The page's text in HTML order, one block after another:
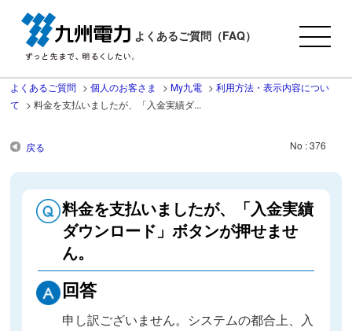
よくあるご質問（FAQ）
よくあるご質問 >個人のお客さま >My九電 >利用方法・表示内容につい
て >料金を支払いましたが、「入金実績ダ...
戻る No : 376
料金を支払いましたが、「入金実績
ダウンロード」ボタンが押せませ
ん。
回答
申し訳ございません。システムの都合上、入